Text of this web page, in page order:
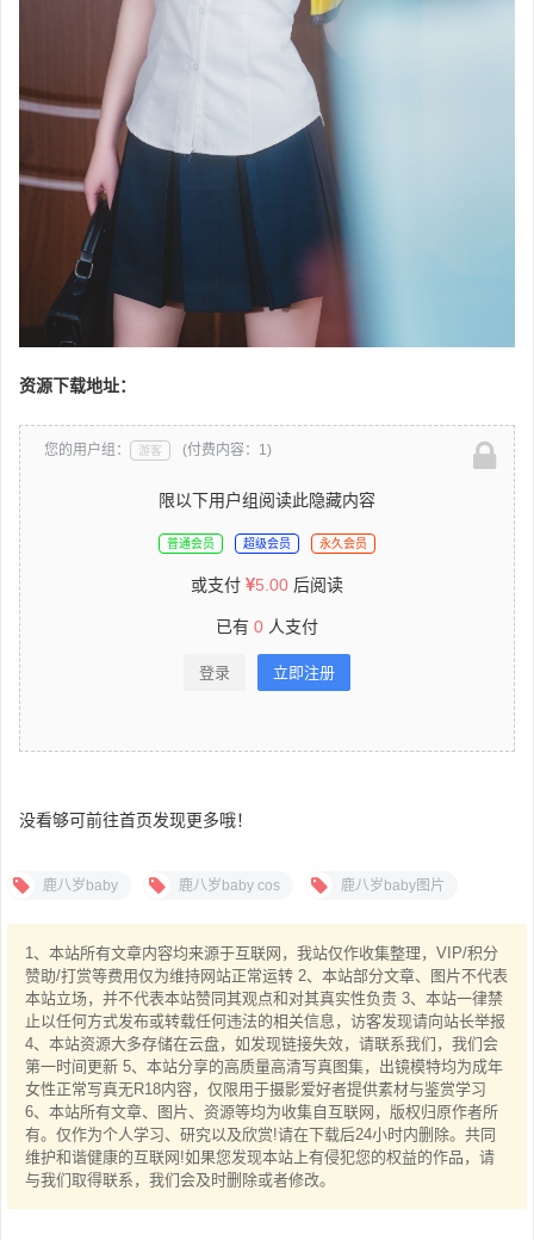
资源下载地址：
您的用户组： 游客 (付费内容：1)
限以下用户组阅读此隐藏内容
普通会员 超级会员 永久会员
或支付 5.00 后阅读
已有 0 人支付
登录 立即注册
没看够可前往首页发现更多哦！
鹿八岁baby 鹿八岁baby cos 鹿八岁baby图片
1、本站所有文章内容均来源于互联网，我站仅作收集整理，VIP/积分
赞助/打赏等费用仅为维持网站正常运转 2、本站部分文章、图片不代表
本站立场，并不代表本站赞同其观点和对其真实性负责 3、本站一律禁
止以任何方式发布或转载任何违法的相关信息，访客发现请向站长举报
4、本站资源大多存储在云盘，如发现链接失效，请联系我们，我们会
第一时间更新 5、本站分享的高质量高清写真图集，出镜模特均为成年
女性正常写真无R18内容，仅限用于摄影爱好者提供素材与鉴赏学习
6、本站所有文章、图片、资源等均为收集自互联网，版权归原作者所
有。仅作为个人学习、研究以及欣赏!请在下载后24小时内删除。共同
维护和谐健康的互联网!如果您发现本站上有侵犯您的权益的作品，请
与我们取得联系，我们会及时删除或者修改。